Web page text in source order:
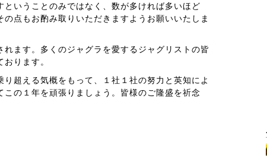
いうことのみではなく、数が多ければ多いほど
点もお酌み取りいただきますようお願いいたしま
ます。多くのジャグラを愛するジャグリストの皆
ります。
超える気概をもって、１社１社の努力と英知によ
の１年を頑張りましょう。皆様のご隆盛を祈念